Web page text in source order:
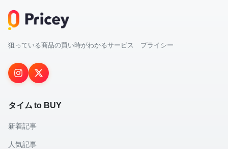
狙っている商品の買い時がわかるサービス プライシー
タイム to BUY
新着記事
人気記事